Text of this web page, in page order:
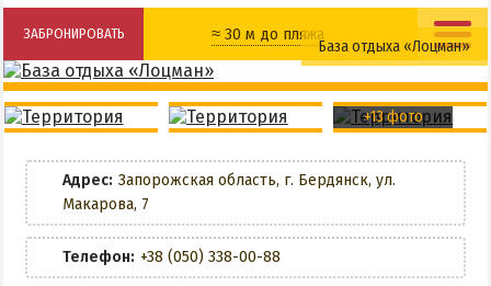
АЗОВСКОЕ (ЛУНАЧАРСКОЕ)
НОВОПЕТРОВКА
ЛЕЧЕНИЕ И БАЛЬНЕОТЕРАПИЯ
Грязи, лиманы и соленые озера
Санатории
История курорта
ЗАБРОНИРОВАТЬ ≈ 30 м до пляжа
Детская площадка
Детская анимация
Столовая
Кафе
Кухня в номере
Wi-Fi
База отдыха «Лоцман»
+13 фото
Адрес: Запорожская область, г. Бердянск, ул.
Макарова, 7
Телефон: +38 (050) 338-00-88